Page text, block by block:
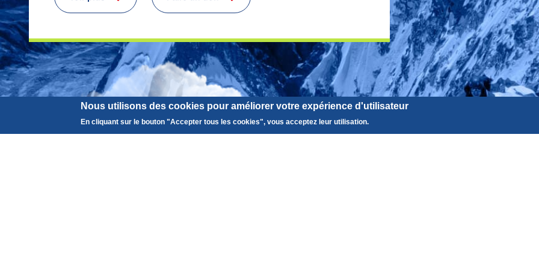
Nous utilisons des cookies pour améliorer votre expérience d'utilisateur
En cliquant sur le bouton "Accepter tous les cookies", vous acceptez leur utilisation.